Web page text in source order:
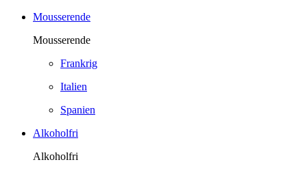
Mousserende
Mousserende
Frankrig
Italien
Spanien
Alkoholfri
Alkoholfri